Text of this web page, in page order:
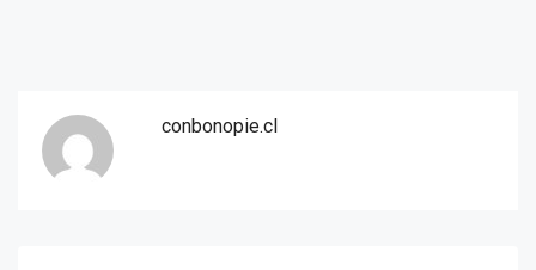
conbonopie.cl